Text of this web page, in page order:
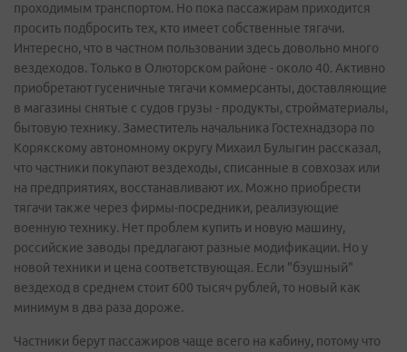
проходимым транспортом. Но пока пассажирам приходится
просить подбросить тех, кто имеет собственные тягачи.
Интересно, что в частном пользовании здесь довольно много
вездеходов. Только в Олюторском районе - около 40. Активно
приобретают гусеничные тягачи коммерсанты, доставляющие
в магазины снятые с судов грузы - продукты, стройматериалы,
бытовую технику. Заместитель начальника Гостехнадзора по
Корякскому автономному округу Михаил Булыгин рассказал,
что частники покупают вездеходы, списанные в совхозах или
на предприятиях, восстанавливают их. Можно приобрести
тягачи также через фирмы-посредники, реализующие
военную технику. Нет проблем купить и новую машину,
российские заводы предлагают разные модификации. Но у
новой техники и цена соответствующая. Если "бэушный"
вездеход в среднем стоит 600 тысяч рублей, то новый как
минимум в два раза дороже.
Частники берут пассажиров чаще всего на кабину, потому что